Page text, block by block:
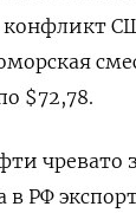
$72,78.
чревато
РФ